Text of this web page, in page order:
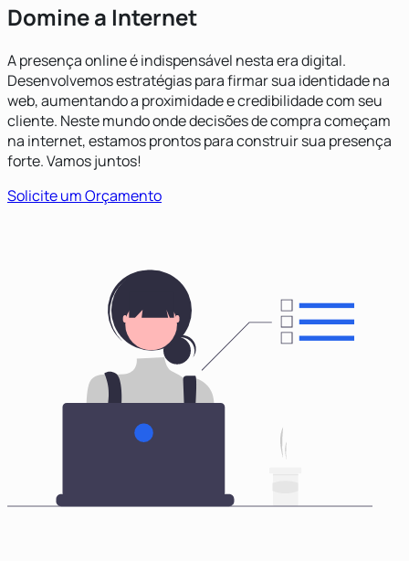
Domine a Internet
A presença online é indispensável nesta era digital.
Desenvolvemos estratégias para firmar sua identidade na
web, aumentando a proximidade e credibilidade com seu
cliente. Neste mundo onde decisões de compra começam
na internet, estamos prontos para construir sua presença
forte. Vamos juntos!
Solicite um Orçamento